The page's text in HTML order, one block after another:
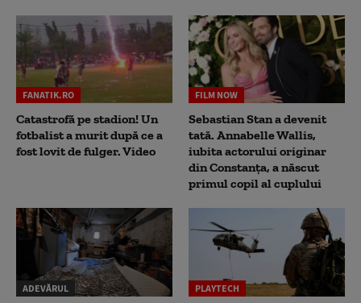
FANATIK.RO
Catastrofă pe stadion! Un
fotbalist a murit după ce a
fost lovit de fulger. Video
FILM NOW
Sebastian Stan a devenit
tată. Annabelle Wallis,
iubita actorului originar
din Constanța, a născut
primul copil al cuplului
ADEVĂRUL PLAYTECH